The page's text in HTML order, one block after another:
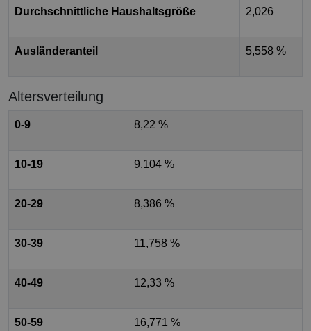
Durchschnittliche Haushaltsgröße 2,026
Ausländeranteil 5,558 %
Altersverteilung
0-9 8,22 %
10-19 9,104 %
20-29 8,386 %
30-39 11,758 %
40-49 12,33 %
50-59 16,771 %